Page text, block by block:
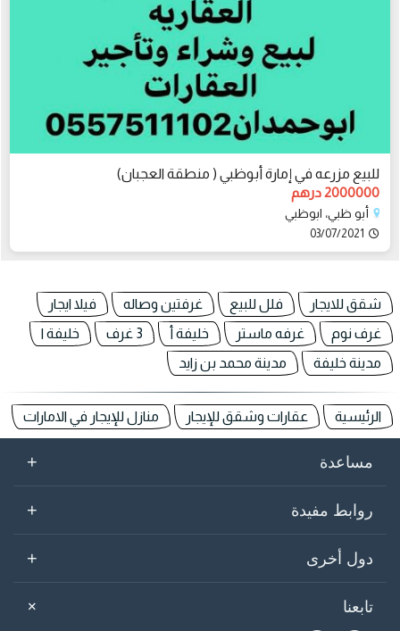
للبيع مزرعه في إمارة أبوظبي ( منطقة العجبان)
2000000 درهم
أبو ظبي، ابوظبي
03/07/2021
شقق للايجار فلل للبيع غرفتين وصاله
فيلا ايجار
غرف نوم
غرفه ماستر خليفة أ 3 غرف
خليفة ا
مدينة خليفة
مدينة محمد بن زايد
الرئيسية عقارات وشقق للإيجار منازل للإيجار في الامارات
مساعدة +
روابط مفيدة +
دول أخرى +
تابعنا +